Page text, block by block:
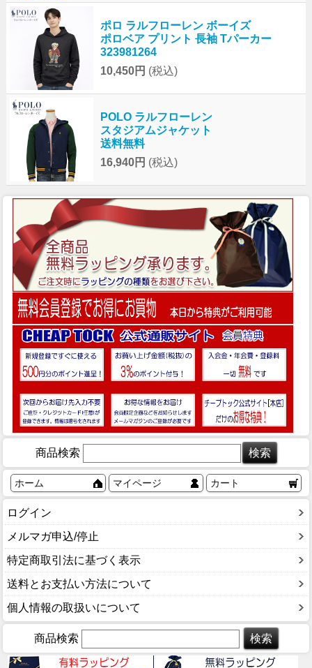
ポロ ラルフローレン ボーイズ
ポロベア プリント 長袖 Tパーカー
323981264
10,450円 (税込)
POLO ラルフローレン
スタジアムジャケット
送料無料
16,940円 (税込)
商品検索
ホーム マイページ カート
ログイン
メルマガ申込/停止
特定商取引法に基づく表示
送料とお支払い方法について
個人情報の取扱いについて
商品検索